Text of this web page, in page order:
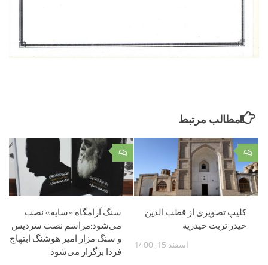
مطالب مرتبط
۰
سنگ آرامگاه «سایه» نصب
می‌شود:مراسم نصب سردیس
و سنگ مزار امیر هوشنگ ابتهاج
فردا برگزار می‌شود
۰
کلیپ تصویری از قطب الدین
حیدر تربت حیدریه
اسفند 15, 1400